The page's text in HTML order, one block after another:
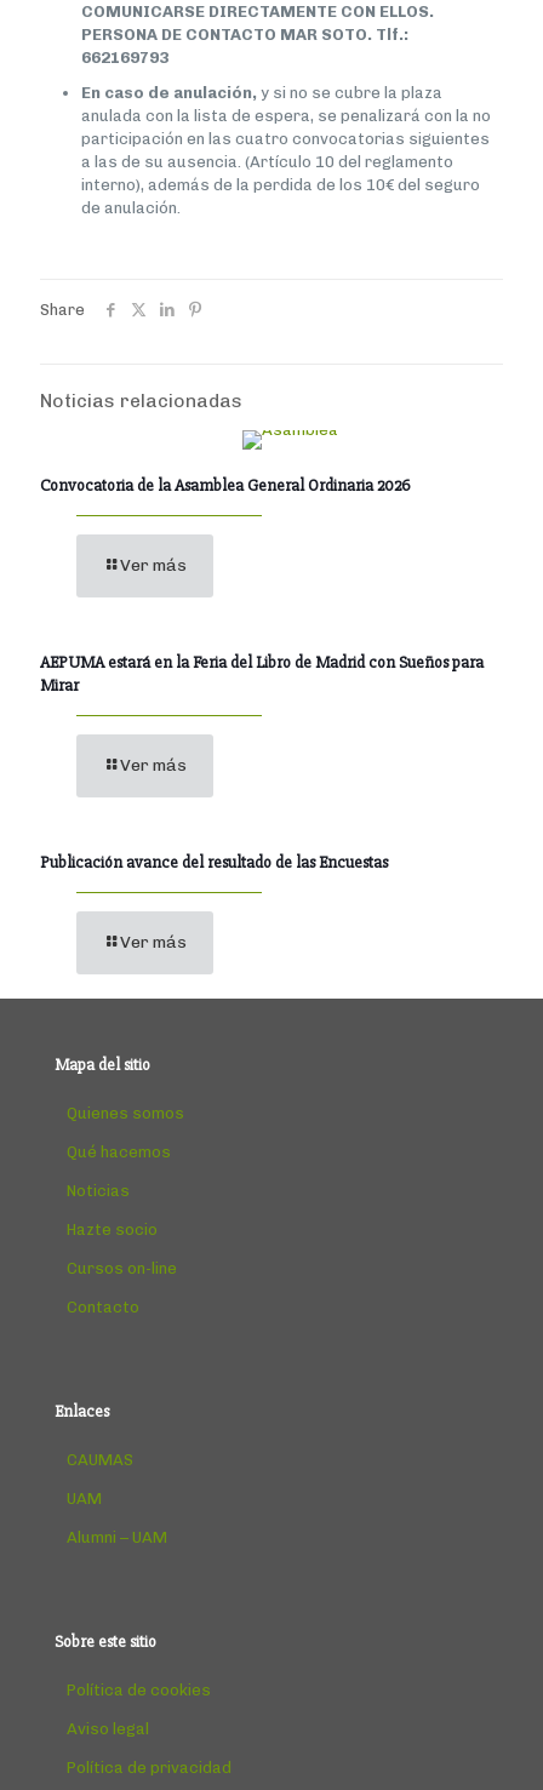
COMUNICARSE DIRECTAMENTE CON ELLOS.
PERSONA DE CONTACTO MAR SOTO. Tlf.:
662169793
En caso de anulación, y si no se cubre la plaza
anulada con la lista de espera, se penalizará con la no
participación en las cuatro convocatorias siguientes
a las de su ausencia. (Artículo 10 del reglamento
interno), además de la perdida de los 10€ del seguro
de anulación.
Share
Noticias relacionadas
Convocatoria de la Asamblea General Ordinaria 2026
Ver más
AEPUMA estará en la Feria del Libro de Madrid con Sueños para
Mirar
Ver más
Publicación avance del resultado de las Encuestas
Ver más
Mapa del sitio
Quienes somos
Qué hacemos
Noticias
Hazte socio
Cursos on-line
Contacto
Enlaces
CAUMAS
UAM
Alumni – UAM
Sobre este sitio
Política de cookies
Aviso legal
Política de privacidad